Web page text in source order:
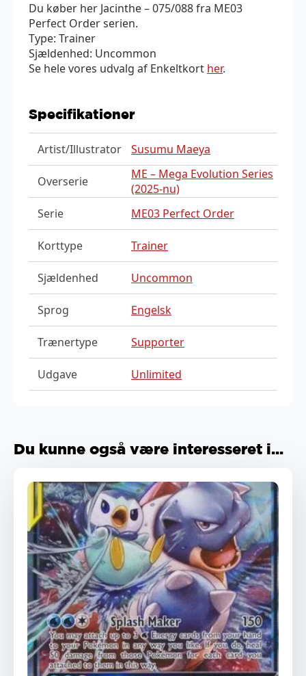
Du køber her Jacinthe – 075/088 fra ME03
Perfect Order serien.
Type: Trainer
Sjældenhed: Uncommon
Se hele vores udvalg af Enkeltkort her.
Specifikationer
Artist/Illustrator Susumu Maeya
Overserie
ME – Mega Evolution Series
(2025-nu)
Serie
ME03 Perfect Order
Korttype Trainer
Sjældenhed Uncommon
Sprog Engelsk
Trænertype Supporter
Udgave Unlimited
Du kunne også være interesseret i...